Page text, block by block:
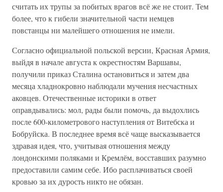
считать их трупы за побитых врагов всё же не стоит. Тем
более, что к гибели значительной части немцев
повстанцы ни малейшего отношения не имели.
Согласно официальной польской версии, Красная Армия,
выйдя в начале августа к окрестностям Варшавы,
получили приказ Сталина остановиться и затем два
месяца хладнокровно наблюдали мучения несчастных
аковцев. Отечественные историки в ответ
оправдывались: мол, рады были помочь, да выдохлись
после 600-километрового наступления от Витебска и
Бобруйска. В последнее время всё чаще высказывается
здравая идея, что, учитывая отношения между
лондонскими поляками и Кремлём, восставших разумно
предоставили самим себе. Ибо расплачиваться своей
кровью за их дурость никто не обязан.